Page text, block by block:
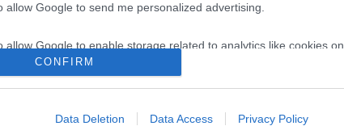
allow Google to send me personalized advertising.
allow Google to enable storage related to analytics like cookies on
identifiers in apps.
CONFIRM
Data Deletion Data Access Privacy Policy
működő Árkádia Fényeinek Spirituális